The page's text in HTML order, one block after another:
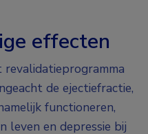
effecten
de ejectiefractie,
functioneren,
leven en depressie bij